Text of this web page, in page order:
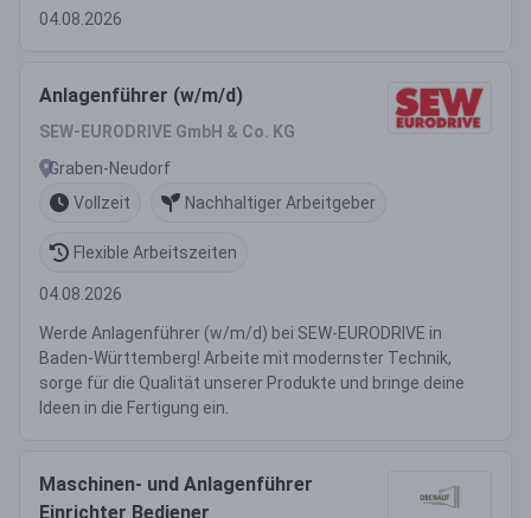
04.08.2026
Anlagenführer (w/m/d)
SEW-EURODRIVE GmbH & Co. KG
Graben-Neudorf
Vollzeit
Nachhaltiger Arbeitgeber
Flexible Arbeitszeiten
04.08.2026
Werde Anlagenführer (w/m/d) bei SEW-EURODRIVE in
Baden-Württemberg! Arbeite mit modernster Technik,
sorge für die Qualität unserer Produkte und bringe deine
Ideen in die Fertigung ein.
Maschinen- und Anlagenführer
Einrichter Bediener